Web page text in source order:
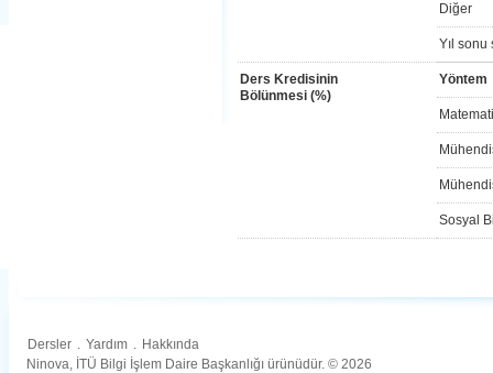
Diğer
Yıl sonu
Ders Kredisinin
Bölünmesi (%)
Yöntem
Sosyal
Dersler . Yardım . Hakkında
Ninova, İTÜ Bilgi İşlem Daire Başkanlığı ürünüdür. © 2026